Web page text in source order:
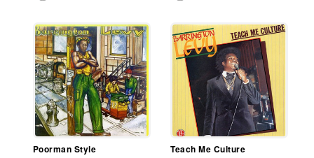
Poorman Style Teach Me Culture